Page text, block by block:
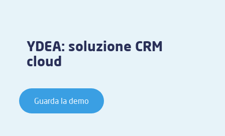
YDEA: soluzione CRM
cloud
Guarda la demo